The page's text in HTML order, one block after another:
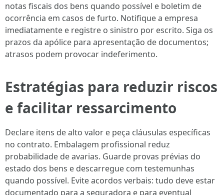
notas fiscais dos bens quando possível e boletim de
ocorrência em casos de furto. Notifique a empresa
imediatamente e registre o sinistro por escrito. Siga os
prazos da apólice para apresentação de documentos;
atrasos podem provocar indeferimento.
Estratégias para reduzir riscos
e facilitar ressarcimento
Declare itens de alto valor e peça cláusulas específicas
no contrato. Embalagem profissional reduz
probabilidade de avarias. Guarde provas prévias do
estado dos bens e descarregue com testemunhas
quando possível. Evite acordos verbais: tudo deve estar
documentado para a seguradora e para eventual